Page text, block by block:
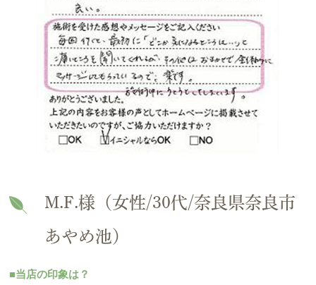
M.F.様（女性/30代/奈良県奈良市
あやめ池）
■当店の印象は？